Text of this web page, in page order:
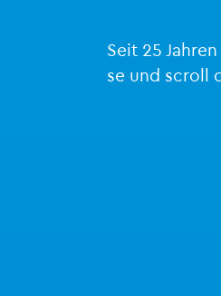
Seit 25
se und scroll